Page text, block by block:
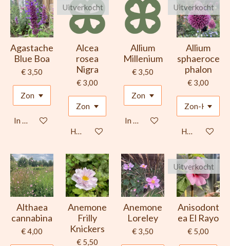
Agastache
Blue Boa
€ 3,50
In winkelwagen
Uitverkocht
Alcea
rosea
Nigra
€ 3,00
Houd mij op de hoogte
Allium
Millenium
€ 3,50
In winkelwagen
Uitverkocht
Allium
sphaeroce
phalon
€ 3,00
Houd mij op
Althaea
cannabina
€ 4,00
Anemone
Frilly
Knickers
€ 5,50
Anemone
Loreley
€ 3,50
Uitverkocht
Anisodont
ea El Rayo
€ 5,00